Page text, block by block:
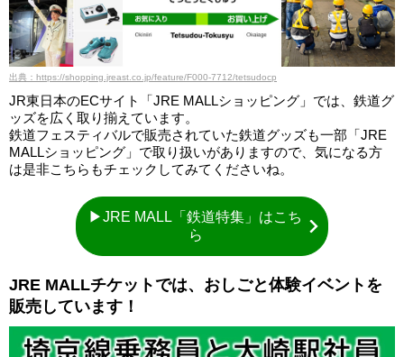
出典：https://shopping.jreast.co.jp/feature/F000-7712/tetsudocp
JR東日本のECサイト「JRE MALLショッピング」では、鉄道グ
ッズを広く取り揃えています。
鉄道フェスティバルで販売されていた鉄道グッズも一部「JRE
MALLショッピング」で取り扱いがありますので、気になる方
は是非こちらもチェックしてみてくださいね。
▶JRE MALL「鉄道特集」はこち
ら
JRE MALLチケットでは、おしごと体験イベントを
販売しています！